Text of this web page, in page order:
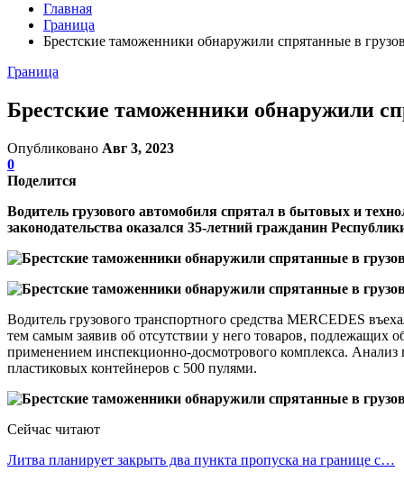
Главная
Граница
Брестские таможенники обнаружили спрятанные в
Граница
Брестские таможенники обнаружили
Опубликовано Авг 3, 2023
0
Поделится
Водитель грузового автомобиля спрятал в бытовых и
законодательства оказался 35-летний гражданин
Водитель грузового транспортного средства MERCEDES
тем самым заявив об отсутствии у него товаров, подлежащих
применением инспекционно-досмотрового комплекса.
пластиковых контейнеров с 500 пулями.
Сейчас читают
Литва планирует закрыть два пункта пропуска на границе с…